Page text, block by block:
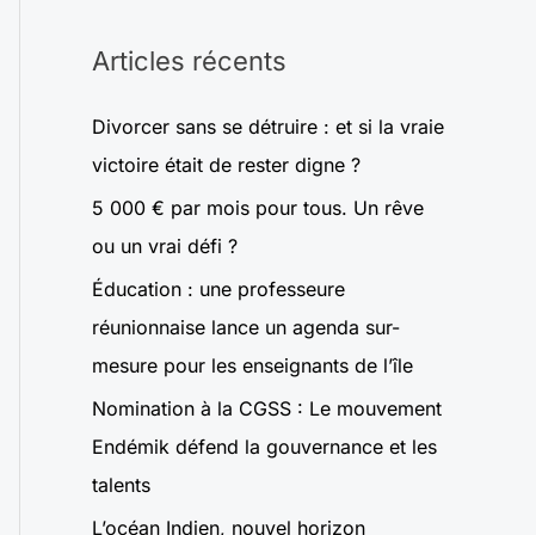
Articles récents
Divorcer sans se détruire : et si la vraie
victoire était de rester digne ?
5 000 € par mois pour tous. Un rêve
ou un vrai défi ?
Éducation : une professeure
réunionnaise lance un agenda sur-
mesure pour les enseignants de l’île
Nomination à la CGSS : Le mouvement
Endémik défend la gouvernance et les
talents
L’océan Indien, nouvel horizon